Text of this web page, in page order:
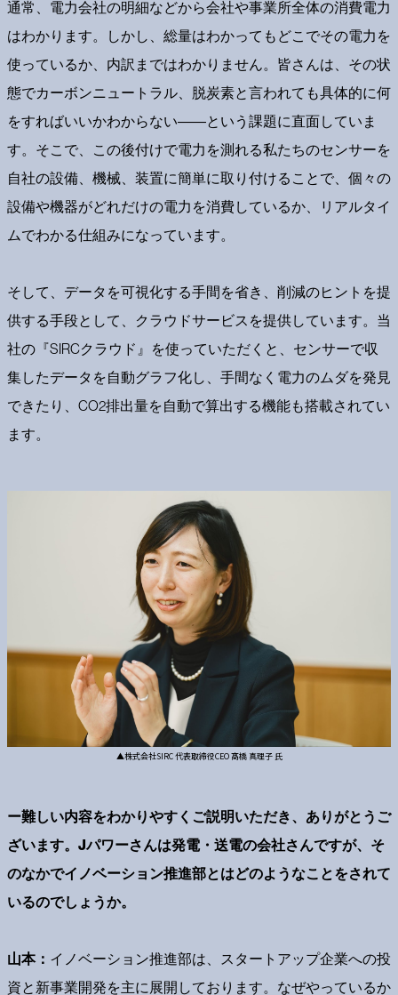
通常、電力会社の明細などから会社や事業所全体の消費電力
はわかります。しかし、総量はわかってもどこでその電力を
使っているか、内訳まではわかりません。皆さんは、その状
態でカーボンニュートラル、脱炭素と言われても具体的に何
をすればいいかわからない――という課題に直面していま
す。そこで、この後付けで電力を測れる私たちのセンサーを
自社の設備、機械、装置に簡単に取り付けることで、個々の
設備や機器がどれだけの電力を消費しているか、リアルタイ
ムでわかる仕組みになっています。
そして、データを可視化する手間を省き、削減のヒントを提
供する手段として、クラウドサービスを提供しています。当
社の『SIRCクラウド』を使っていただくと、センサーで収
集したデータを自動グラフ化し、手間なく電力のムダを発見
できたり、CO2排出量を自動で算出する機能も搭載されてい
ます。
▲株式会社SIRC 代表取締役CEO 髙橋 真理子 氏
ー難しい内容をわかりやすくご説明いただき、ありがとうご
ざいます。Jパワーさんは発電・送電の会社さんですが、そ
のなかでイノベーション推進部とはどのようなことをされて
いるのでしょうか。
山本： イノベーション推進部は、スタートアップ企業への投
資と新事業開発を主に展開しております。なぜやっているか